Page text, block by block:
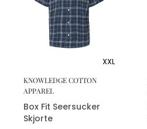
XXL
KNOWLEDGE COTTON
APPAREL
Box Fit Seersucker
Skjorte